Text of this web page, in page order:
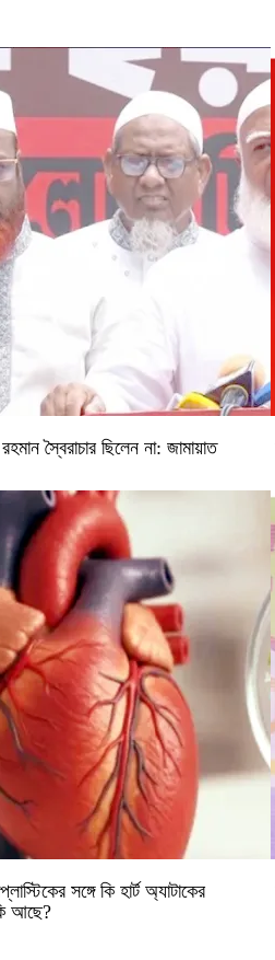
স্বৈরাচার ছিলেন না: জামায়াত
সঙ্গে কি হার্ট অ্যাটাকের
আছে?